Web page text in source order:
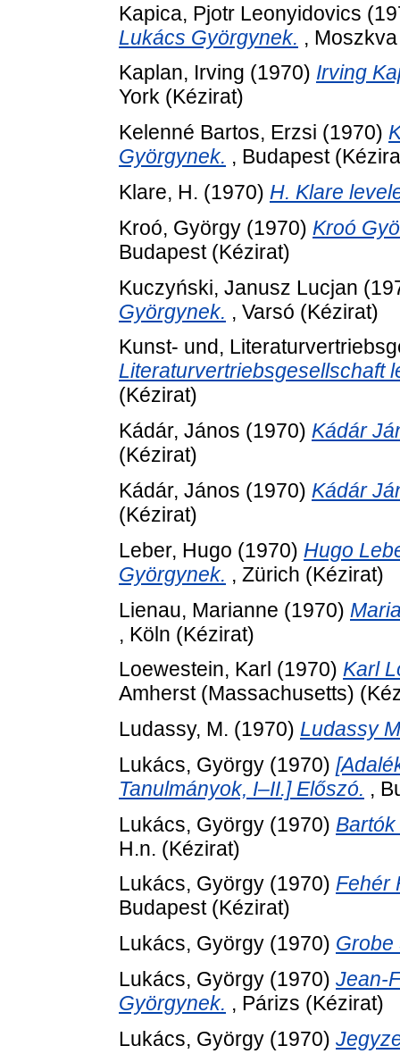
Kapica, Pjotr Leonyidovics
Lukács Györgynek. ,
Kaplan, Irving (1970) Irving
York (Kézirat)
Kelenné Bartos, Erzsi (1970)
Györgynek. , Budapest
Klare, H. (1970) H. Klare
Kroó, György (1970) Kroó
Budapest (Kézirat)
Kuczyński, Janusz Lucjan
Györgynek. , Varsó (Kézirat)
Kunst- und,
Literaturvertriebsgesellschaft
(Kézirat)
Kádár, János (1970) Kádár
(Kézirat)
Kádár, János (1970) Kádár
(Kézirat)
Leber, Hugo (1970) Hugo
Györgynek. , Zürich (Kézirat)
Lienau, Marianne (1970)
, Köln (Kézirat)
Loewestein, Karl (1970) Karl
Amherst (Massachusetts)
Ludassy, M. (1970) Ludassy
Lukács, György (1970)
Tanulmányok, I–II.] Előszó. ,
Lukács, György (1970)
H.n. (Kézirat)
Lukács, György (1970) Fehér
Budapest (Kézirat)
Lukács, György (1970) Grobe
Lukács, György (1970) Jean-
Györgynek. , Párizs (Kézirat)
Lukács, György (1970)